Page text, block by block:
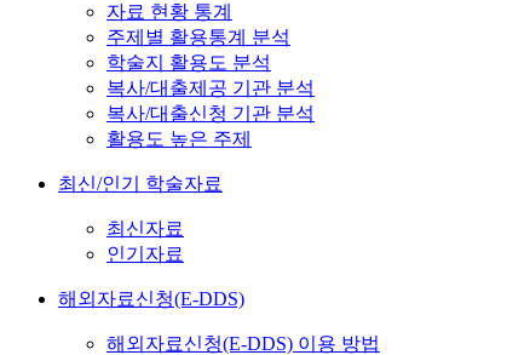
자료 현황 통계
주제별 활용통계 분석
학술지 활용도 분석
복사/대출제공 기관 분석
복사/대출신청 기관 분석
활용도 높은 주제
최신/인기 학술자료
최신자료
인기자료
해외자료신청(E-DDS)
해외자료신청(E-DDS) 이용 방법